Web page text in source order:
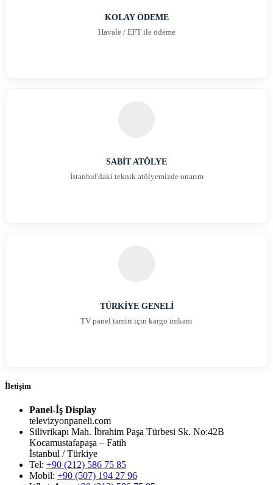
KOLAY ÖDEME
Havale / EFT ile ödeme
SABİT ATÖLYE
İstanbul'daki teknik atölyemizde onarım
TÜRKİYE GENELİ
TV panel tamiri için kargo imkanı
İletişim
Panel-İş Display
televizyonpaneli.com
Silivrikapı Mah. İbrahim Paşa Türbesi Sk. No:42B
Kocamustafapaşa – Fatih
İstanbul / Türkiye
Tel: +90 (212) 586 75 85
Mobil: +90 (507) 194 27 96